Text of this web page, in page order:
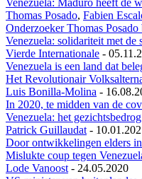
Thomas Posado, Fabien
Onderzoeker Thomas
Venezuela: solidariteit met de
Vierde Internationale -
Venezuela is een land dat
Het Revolutionair
Luis Bonilla-Molina -
In 2020, te midden van de
Venezuela: het
Patrick Guillaudat -
Door ontwikkelingen elders
Mislukte coup tegen
Lode Vanoost - 24.05.2020